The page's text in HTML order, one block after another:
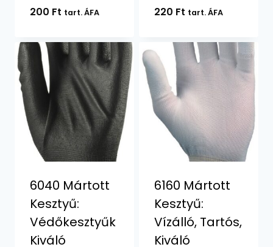
200 Ft tart. ÁFA 220 Ft tart. ÁFA
6040 Mártott
Kesztyű:
Védőkesztyűk
Kiváló
6160 Mártott
Kesztyű:
Vízálló, Tartós,
Kiváló